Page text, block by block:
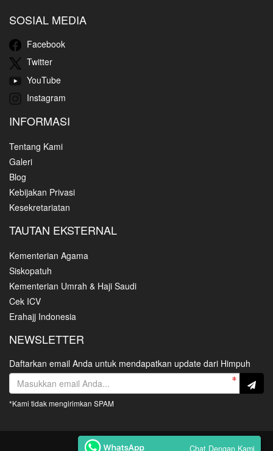
SOSIAL MEDIA
Facebook
Twitter
YouTube
Instagram
INFORMASI
Tentang Kami
Galeri
Blog
Kebijakan Privasi
Kesekretariatan
TAUTAN EKSTERNAL
Kementerian Agama
Siskopatuh
Kementerian Umrah & Haji Saudi
Cek ICV
Erahajj Indonesia
NEWSLETTER
Daftarkan email Anda untuk mendapatkan update dari Himpuh
*Kami tidak mengirimkan SPAM
Copyright HIMPUH © 2021 Chat Dengan Kami